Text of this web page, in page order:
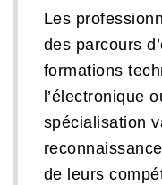
Les
des parcours
formations
l’électronique
spécialisation
de leurs